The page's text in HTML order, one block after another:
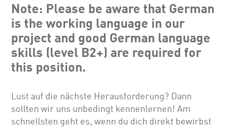
Note: Please be aware that German
is the working language in our
project and good German language
skills (level B2+) are required for
this position.
Lust auf die nächste Herausforderung? Dann
sollten wir uns unbedingt kennenlernen! Am
schnellsten geht es, wenn du dich direkt bewirbst